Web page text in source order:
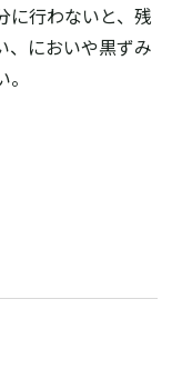
に行わないと、残
、においや黒ずみ